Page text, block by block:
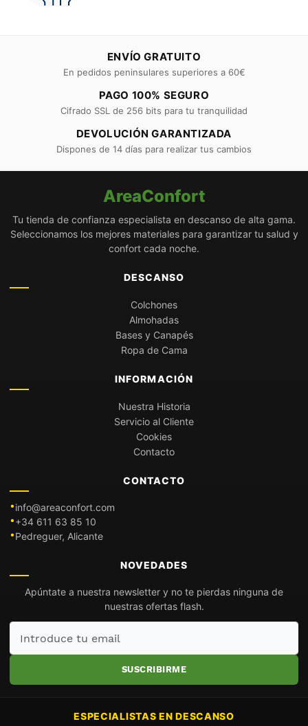
ENVÍO GRATUITO
En pedidos peninsulares superiores a 60€
PAGO 100% SEGURO
Cifrado SSL de 256 bits para tu tranquilidad
DEVOLUCIÓN GARANTIZADA
Dispones de 14 días para realizar tus cambios
AreaConfort
Tu tienda de confianza especialista en descanso de alta gama.
Seleccionamos los mejores materiales para garantizar tu salud y
confort cada noche.
DESCANSO
Colchones
Almohadas
Bases y Canapés
Ropa de Cama
INFORMACIÓN
Nuestra Historia
Servicio al Cliente
Cookies
Contacto
CONTACTO
info@areaconfort.com
+34 611 63 85 10
Pedreguer, Alicante
NOVEDADES
Apúntate a nuestra newsletter y no te pierdas ninguna de
nuestras ofertas flash.
Introduce
email
SUSCRIBIRME
ESPECIALISTAS EN DESCANSO